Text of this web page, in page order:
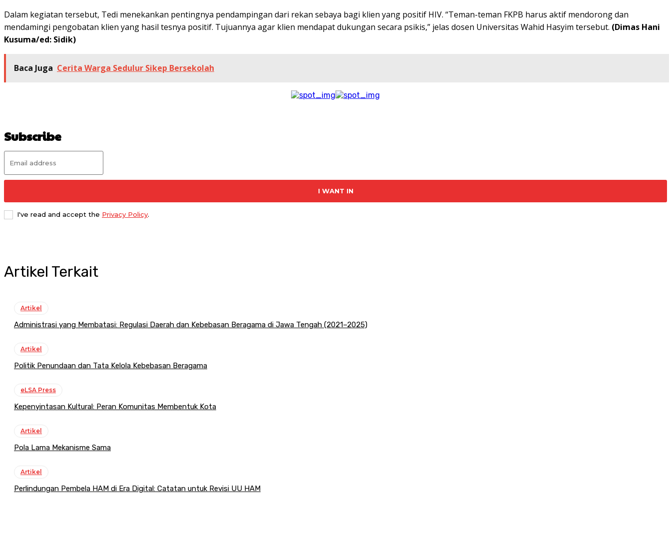
Dalam kegiatan tersebut, Tedi menekankan pentingnya pendampingan dari rekan sebaya bagi klien yang positif HIV. “Teman-teman FKPB harus aktif mendorong dan
mendamingi pengobatan klien yang hasil tesnya positif. Tujuannya agar klien mendapat dukungan secara psikis,” jelas dosen Universitas Wahid Hasyim tersebut. (Dimas Hani
Kusuma/ed: Sidik)
Baca Juga Cerita Warga Sedulur Sikep Bersekolah
Subscribe
I WANT IN
I've read and accept the Privacy Policy.
Artikel Terkait
Artikel
Administrasi yang Membatasi: Regulasi Daerah dan Kebebasan Beragama di Jawa Tengah (2021–2025)
Artikel
Politik Penundaan dan Tata Kelola Kebebasan Beragama
eLSA Press
Kepenyintasan Kultural: Peran Komunitas Membentuk Kota
Artikel
Pola Lama Mekanisme Sama
Artikel
Perlindungan Pembela HAM di Era Digital: Catatan untuk Revisi UU HAM